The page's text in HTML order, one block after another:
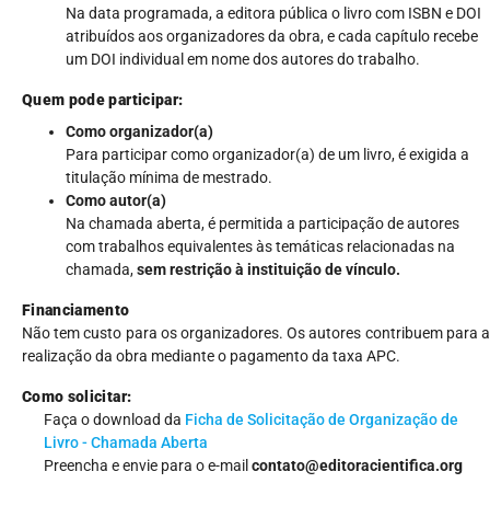
Na data programada, a editora pública o livro com ISBN e DOI
atribuídos aos organizadores da obra, e cada capítulo recebe
um DOI individual em nome dos autores do trabalho.
Quem pode participar:
Como organizador(a)
Para participar como organizador(a) de um livro, é exigida a
titulação mínima de mestrado.
Como autor(a)
Na chamada aberta, é permitida a participação de autores
com trabalhos equivalentes às temáticas relacionadas na
chamada,sem restrição à instituição de vínculo.
Financiamento
Não tem custo para os organizadores. Os autores contribuem para a
realização da obra mediante o pagamento da taxa APC.
Como solicitar:
Faça o download da Ficha de Solicitação de Organização de
Livro - Chamada Aberta
Preencha e envie para o e-mail contato@editoracientifica.org